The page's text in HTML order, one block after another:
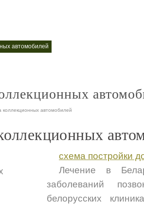
автомобилей
коллекционных автомобилей
схема постройки
Лечение в
заболеваний
белорусских